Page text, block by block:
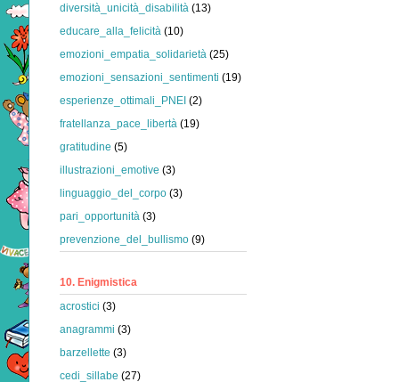
diversità_unicità_disabilità (13)
educare_alla_felicità (10)
emozioni_empatia_solidarietà (25)
emozioni_sensazioni_sentimenti (19)
esperienze_ottimali_PNEI (2)
fratellanza_pace_libertà (19)
gratitudine (5)
illustrazioni_emotive (3)
linguaggio_del_corpo (3)
pari_opportunità (3)
prevenzione_del_bullismo (9)
10. Enigmistica
acrostici (3)
anagrammi (3)
barzellette (3)
cedi_sillabe (27)